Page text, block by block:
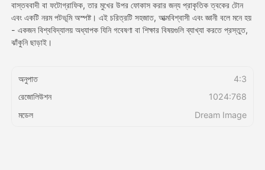
মূল্য
API
বাস্তববাদী বা ফটোগ্রাফিক, তার মুখের উপর ফোকাস করার জন্য প্রাকৃতিক ত্বকের টোন
এবং একটি নরম পটভূমি অস্পষ্ট। এই চরিত্রটি সহজাত, আত্মবিশ্বাসী এবং জ্ঞানী বলে মনে হয়
- একজন বিশ্ববিদ্যালয় অধ্যাপক যিনি গবেষণা বা শিক্ষার বিষয়গুলি ব্যাখ্যা করতে প্রস্তুত,
ঝাঁকুনি ছাড়াই।
অনুপাত
4:3
রেজোলিউশন
1024:768
মডেল
Dream Image